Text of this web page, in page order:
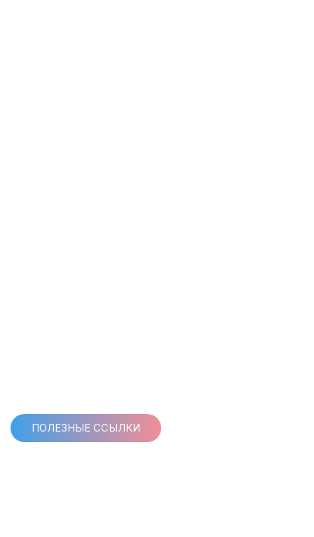
ПОЛЕЗНЫЕ ССЫЛКИ